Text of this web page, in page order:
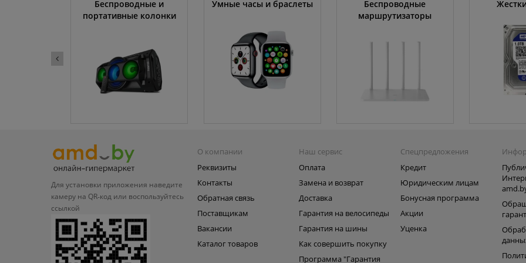
Беспроводные и
портативные колонки
Умные часы и браслеты
Беспроводные
маршрутизаторы
Для установки приложения наведите
камеру на QR‑код или воспользуйтесь
ссылкой
О компании
Реквизиты
Контакты
Обратная связь
Поставщикам
Вакансии
Каталог товаров
Наш сервис
Оплата
Замена и возврат
Доставка
Гарантия на велосипеды
Гарантия на шины
Как совершить покупку
Программа "Гарантия
Спецпредложения
Кредит
Юридическим лицам
Бонусная программа
Акции
Уценка